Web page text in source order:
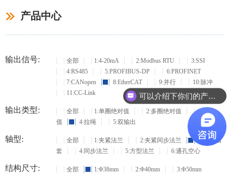
产品中心
输出信号: 全部 1:4-20mA 2:Modbus RTU
3:SSI
4:RS485
5:PROFIBUS-DP
6:PROFINET
7:CANopen
8:EtherCAT 9:并行
10:脉冲
11:CC-Link
输出类型: 全部 1:单圈绝对值 2:多圈绝对值
3:增量
值
4:拉绳 5:双输出
轴型: 全部 1:夹紧法兰 2:夹紧同步法兰
3:盲孔轴
套
4:同步法兰 5:方型法兰 6:通孔空心
结构尺寸: 全部 1:Φ38mm 2:Φ40mm
3:Φ50mm
可以介绍下你们的产品么？